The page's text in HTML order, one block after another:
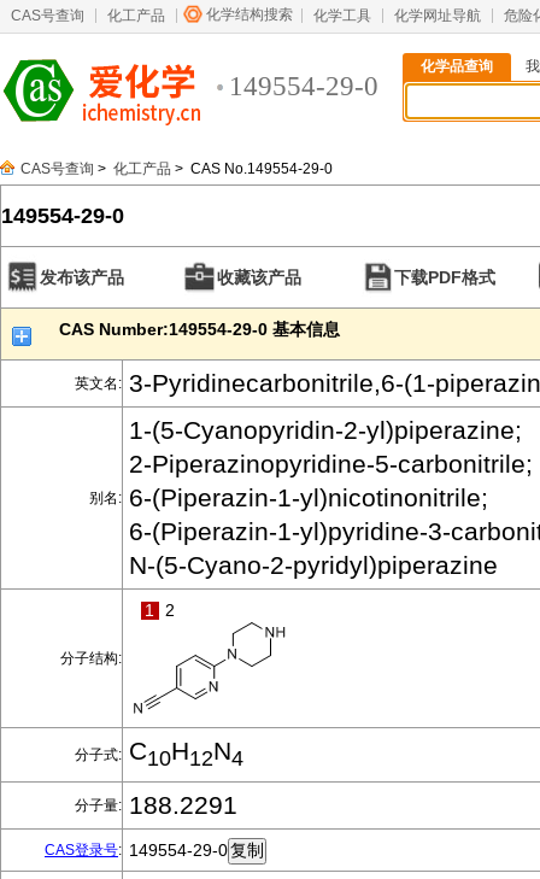
CAS号查询 化工产品 化学结构搜索 化学工具 化学网址导航 危险
149554-29-0
化学品查询
CAS号查询 > 化工产品 > CAS No.149554-29-0
149554-29-0
发布该产品 收藏该产品 下载PDF格式
CAS Number:149554-29-0 基本信息
英文名: 3-Pyridinecarbonitrile,6-(1-
别名:
1-(5-Cyanopyridin-2-yl)piperazine;
2-Piperazinopyridine-5-carbonitrile;
6-(Piperazin-1-yl)nicotinonitrile;
6-(Piperazin-1-yl)pyridine-3-
N-(5-Cyano-2-pyridyl)piperazine
分子结构:
1 2
分子式: C10H12N4
分子量: 188.2291
CAS登录号: 149554-29-0